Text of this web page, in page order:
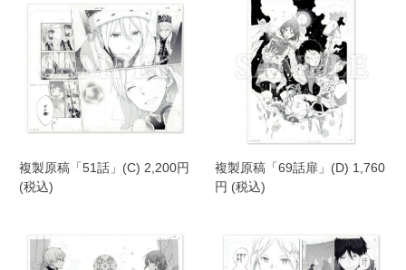
複製原稿「51話」(C) 2,200円
(税込)
複製原稿「69話扉」(D) 1,760
円 (税込)